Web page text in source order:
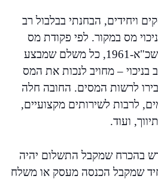
ויחידים, הבחנתי בבלבול רב
מס במקור. לפי פקודת מס
הכנסה [נוסח חדש], התשכ"א-1961, כל משלם שמבצע
בניכוי – מחויב לנכות את המס
לרשות המסים. החובה חלה
לרבות לשירותים מקצועיים,
ועוד.
בהכרח שמקבל התשלום יהיה
שמקבל הכנסה מעסק או משלח